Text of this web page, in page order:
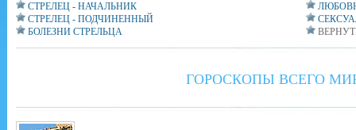
СТРЕЛЕЦ - НАЧАЛЬНИК
СТРЕЛЕЦ - ПОДЧИНЕННЫЙ
БОЛЕЗНИ СТРЕЛЬЦА
ГОРОСКОПЫ ВСЕГО